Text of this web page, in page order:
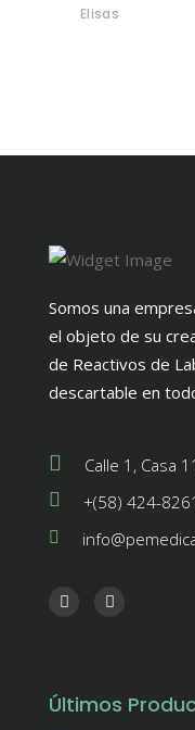
Elisas
Somos una
el objeto de su
de Reactivos de
descartable en
Calle 1, Casa
+(58) 424-
Últimos